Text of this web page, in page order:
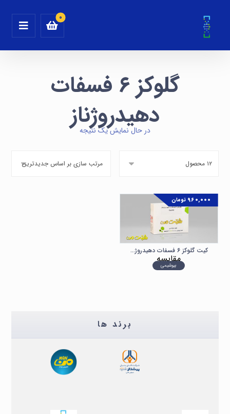
گلوکز ۶ فسفات
دهیدروژناز
در حال نمایش یک نتیجه
کیت گلوکز ۶ فسفات دهیدروژناز G۶PD شرکت من
بیوشیمی
۹۶۰,۰۰۰ تومان
مقایسه
برند ها